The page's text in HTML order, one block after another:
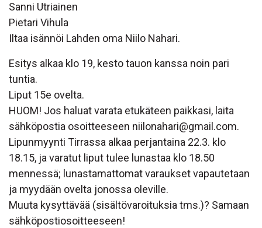
Sanni Utriainen
Pietari Vihula
Iltaa isännöi Lahden oma Niilo Nahari.
Esitys alkaa klo 19, kesto tauon kanssa noin pari
tuntia.
Liput 15e ovelta.
HUOM! Jos haluat varata etukäteen paikkasi, laita
sähköpostia osoitteeseen niilonahari@gmail.com.
Lipunmyynti Tirrassa alkaa perjantaina 22.3. klo
18.15, ja varatut liput tulee lunastaa klo 18.50
mennessä; lunastamattomat varaukset vapautetaan
ja myydään ovelta jonossa oleville.
Muuta kysyttävää (sisältövaroituksia tms.)? Samaan
sähköpostiosoitteeseen!